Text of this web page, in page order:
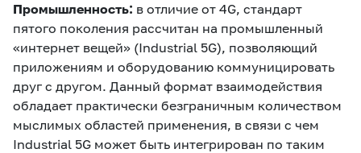
Промышленность: в отличие от 4G, стандарт
пятого поколения рассчитан на промышленный
«интернет вещей» (Industrial 5G), позволяющий
приложениям и оборудованию коммуницировать
друг с другом. Данный формат взаимодействия
обладает практически безграничным количеством
мыслимых областей применения, в связи с чем
Industrial 5G может быть интегрирован по таким